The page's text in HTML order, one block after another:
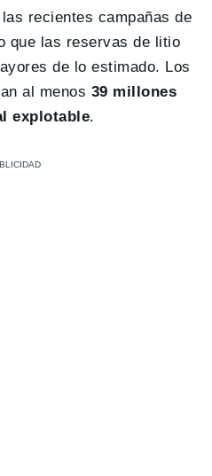
recientes campañas de
que las reservas de litio
de lo estimado. Los
al menos 39 millones
explotable.